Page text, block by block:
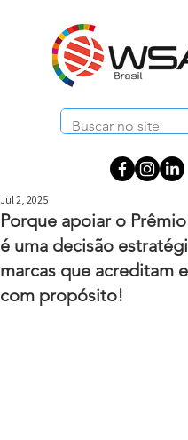
Porque apoiar o
é uma decisão
marcas que acreditam
com propósito!
Jul 2, 2025